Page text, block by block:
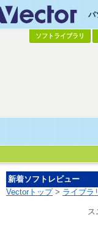
パ
ソフトライブラリ
新着ソフトレビュー
Vectorトップ> ライブラ
ス